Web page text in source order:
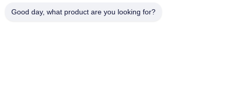
Good day, what product are you looking for?